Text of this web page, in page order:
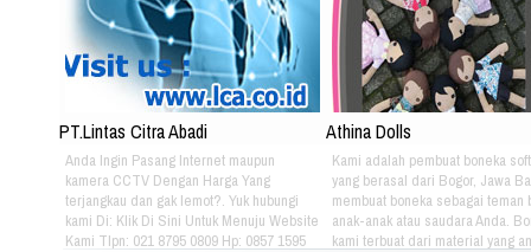
PT.Lintas Citra Abadi
Anda Ingin Pasang Internet maupun
kamera CCTV Dengan Harga Yang
terjangkau dan gak lemot?. Yuk hubungi
kami Di: Klik Di Sini Untuk Menuju Website
Kami Tlpn: 021 8795 0809 Hp: 0857 1595
Athina Dolls
Kami adalah pembuat boneka
yang berasal dari Bogor, Jawa
membuat boneka sebagai teman
anak-anak atau saudara Anda.
kami terbuat dari material yang